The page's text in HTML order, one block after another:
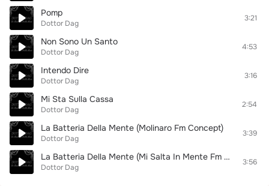
Pomp
Dottor Dag
3:21
Non Sono Un Santo
Dottor Dag
4:53
Intendo Dire
Dottor Dag
3:16
Mi Sta Sulla Cassa
Dottor Dag
2:54
La Batteria Della Mente (Molinaro Fm Concept)
Dottor Dag
3:39
La Batteria Della Mente (Mi Salta In Mente Fm Mix)
Dottor Dag
3:56